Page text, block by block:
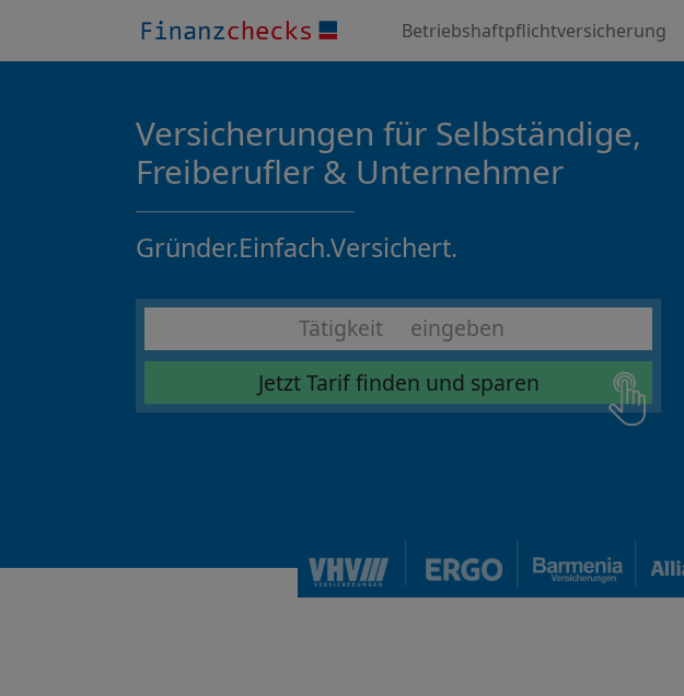
Betriebshaftpflichtversicherung
Versicherungen für Selbständige,
Freiberufler & Unternehmer
Gründer.Einfach.Versichert.
Jetzt Tarif finden und sparen